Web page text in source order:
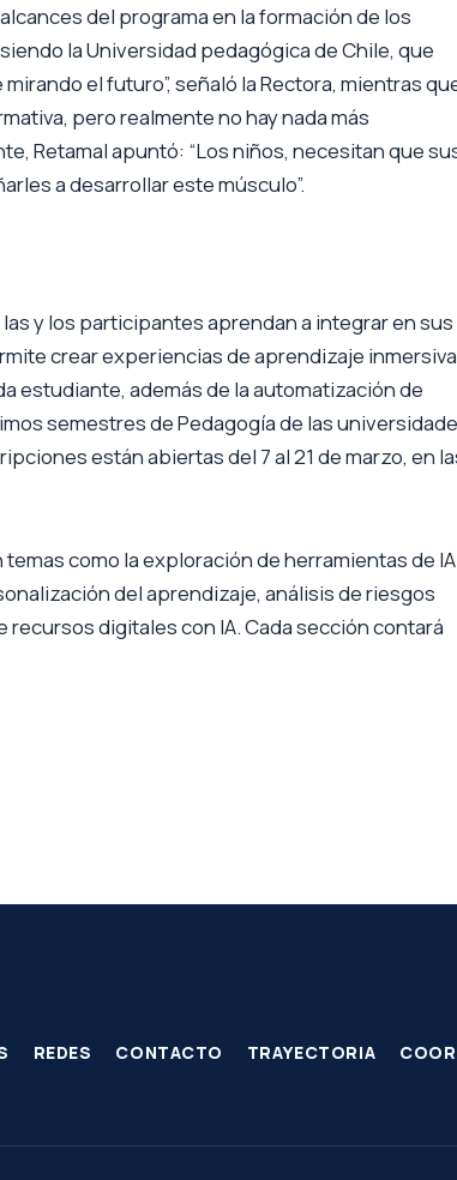
del programa en la formación de los
la Universidad pedagógica de Chile, que
el futuro”, señaló la Rectora, mientras
pero realmente no hay nada más
Retamal apuntó: “Los niños, necesitan que
a desarrollar este músculo”.
y los participantes aprendan a integrar en sus
crear experiencias de aprendizaje
estudiante, además de la automatización de
semestres de Pedagogía de las
están abiertas del 7 al 21 de marzo, en
como la exploración de herramientas de IA
del aprendizaje, análisis de riesgos
recursos digitales con IA. Cada sección contará
REDES CONTACTO TRAYECTORIA